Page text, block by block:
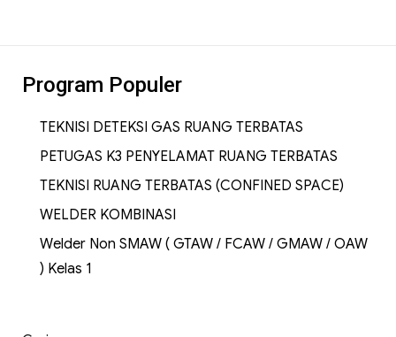
Program Populer
TEKNISI DETEKSI GAS RUANG TERBATAS
PETUGAS K3 PENYELAMAT RUANG TERBATAS
TEKNISI RUANG TERBATAS (CONFINED SPACE)
WELDER KOMBINASI
Welder Non SMAW ( GTAW / FCAW / GMAW / OAW
) Kelas 1